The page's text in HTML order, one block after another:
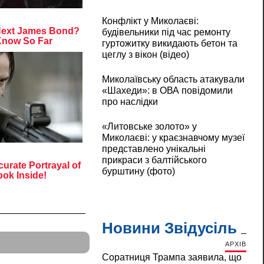
Конфлікт у Миколаєві:
будівельники під час ремонту
гуртожитку викидають бетон та
цеглу з вікон (відео)
Миколаївську область атакували
«Шахеди»: в ОВА повідомили
про наслідки
«Литовське золото» у
Миколаєві: у краєзнавчому музеї
представлено унікальні
прикраси з балтійського
бурштину (фото)
Новини Звідусіль
АРХІВ
Соратниця Трампа заявила, що